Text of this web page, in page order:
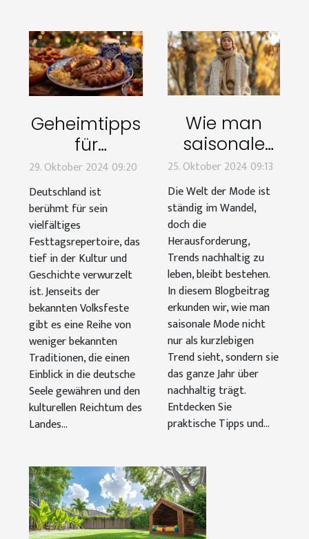
Geheimtipps
für
traditionelle
deutsche
Festlichkeiten
und ihre
Bedeutung
29. Oktober 2024 09:20
Deutschland ist
berühmt für sein
vielfältiges
Festtagsrepertoire, das
tief in der Kultur und
Geschichte verwurzelt
ist. Jenseits der
bekannten Volksfeste
gibt es eine Reihe von
weniger bekannten
Traditionen, die einen
Einblick in die deutsche
Seele gewähren und den
kulturellen Reichtum des
Landes...
Wie man
saisonale
Mode das
ganze Jahr
über
nachhaltig
trägt
25. Oktober 2024 09:13
Die Welt der Mode ist
ständig im Wandel,
doch die
Herausforderung,
Trends nachhaltig zu
leben, bleibt bestehen.
In diesem Blogbeitrag
erkunden wir, wie man
saisonale Mode nicht
nur als kurzlebigen
Trend sieht, sondern sie
das ganze Jahr über
nachhaltig trägt.
Entdecken Sie
praktische Tipps und...